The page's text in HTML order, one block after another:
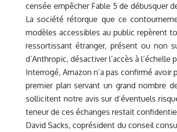
censée empêcher Fable 5 de débusquer
La société rétorque que ce
modèles accessibles au public repèrent
ressortissant étranger, présent ou non
d’Anthropic, désactiver l’accès à l’échelle
Interrogé, Amazon n’a pas confirmé
premier plan servant un grand nombre
sollicitent notre avis sur d’éventuels
teneur de ces échanges restait
David Sacks, coprésident du conseil